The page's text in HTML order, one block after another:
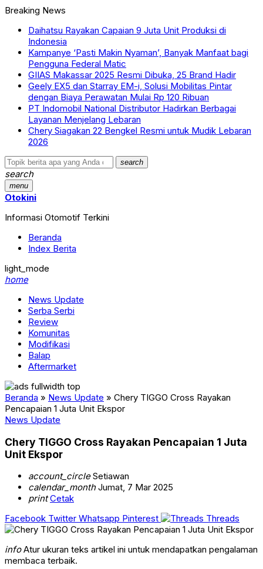
Breaking News
Daihatsu Rayakan Capaian 9 Juta Unit Produksi di
Indonesia
Kampanye ‘Pasti Makin Nyaman’, Banyak Manfaat bagi
Pengguna Federal Matic
GIIAS Makassar 2025 Resmi Dibuka, 25 Brand Hadir
Geely EX5 dan Starray EM-i, Solusi Mobilitas Pintar
dengan Biaya Perawatan Mulai Rp 120 Ribuan
PT Indomobil National Distributor Hadirkan Berbagai
Layanan Menjelang Lebaran
Chery Siagakan 22 Bengkel Resmi untuk Mudik Lebaran
2026
search
search
menu
Otokini
Informasi Otomotif Terkini
Beranda
Index Berita
light_mode
home
News Update
Serba Serbi
Review
Komunitas
Modifikasi
Balap
Aftermarket
Beranda » News Update » Chery TIGGO Cross Rayakan
Pencapaian 1 Juta Unit Ekspor
News Update
Chery TIGGO Cross Rayakan Pencapaian 1 Juta
Unit Ekspor
account_circleSetiawan
calendar_monthJumat, 7 Mar 2025
print Cetak
Facebook Twitter Whatsapp Pinterest Threads
infoAtur ukuran teks artikel ini untuk mendapatkan pengalaman
membaca terbaik.